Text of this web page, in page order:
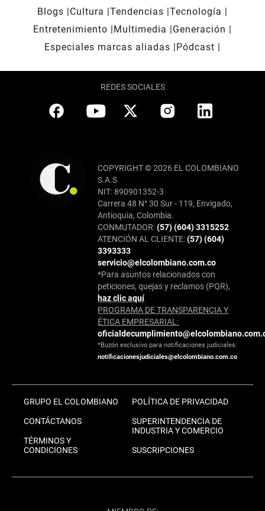
Blogs
Cultura Tendencias Tecnología
Entretenimiento
Multimedia
Generación
Especiales marcas aliadas
Pódcast
REDES SOCIALES
COPYRIGHT © 2026 EL COLOMBIANO
S.A.S
NIT: 890901352-3
Carrera 48 N° 30 Sur - 119, Envigado,
Antioquia, Colombia.
CONMUTADOR:(57) (604) 3315252
ATENCIÓN AL CLIENTE:(57) (604)
3393333
servicio@elcolombiano.com.co
*Para asuntos relacionados con
peticiones, quejas y reclamos (PQR),
haz clic aquí
PROGRAMA DE TRANSPARENCIA Y
ÉTICA EMPRESARIAL:
*Buzón exclusivo para notificaciones judiciales:
notificacionesjudiciales@elcolombiano.com.co
GRUPO EL COLOMBIANO
CONTÁCTANOS
TÉRMINOS Y
CONDICIONES
POLÍTICA DE PRIVACIDAD
SUPERINTENDENCIA DE
INDUSTRIA Y COMERCIO
SUSCRIPCIONES